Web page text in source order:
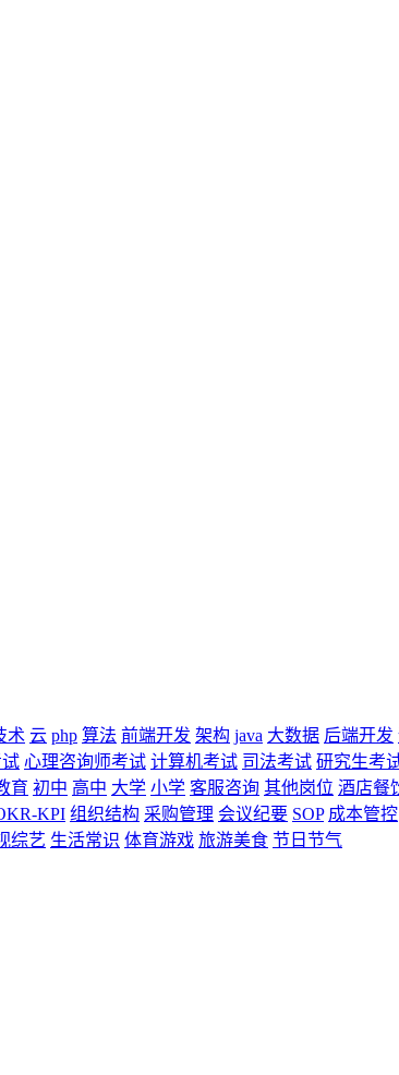
术 云 php 算法 前端开发 架构 java 大数据 后端开发
心理咨询师考试 计算机考试 司法考试 研究生考
育 初中 高中 大学 小学 客服咨询 其他岗位 酒店餐
KPI 组织结构 采购管理 会议纪要 SOP 成本管控
综艺 生活常识 体育游戏 旅游美食 节日节气